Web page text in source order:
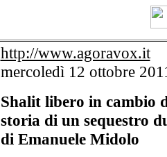
http://www.agoravox.it
mercoledì 12 ottobre
Shalit libero in cambio
storia di un sequestro
di Emanuele Midolo